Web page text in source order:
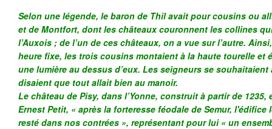
Selon une légende, le baron de Thil avait pour cousins ou
et de Montfort, dont les châteaux couronnent les collines
l’Auxois ; de l’un de ces châteaux, on a vue sur l’autre.
heure fixe, les trois cousins montaient à la haute tourelle et
une lumière au dessus d’eux. Les seigneurs se
disaient que tout allait bien au manoir.
Le château de Pisy, dans l’Yonne, construit à partir de 1235,
Ernest Petit, « après la forteresse féodale de Semur,
resté dans nos contrées », représentant pour lui « un